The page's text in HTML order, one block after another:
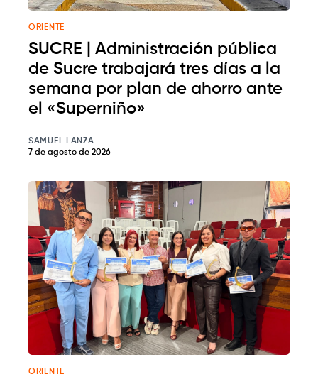
ORIENTE
SUCRE | Administración pública
de Sucre trabajará tres días a la
semana por plan de ahorro ante
el «Superniño»
SAMUEL LANZA
7 de agosto de 2026
ORIENTE